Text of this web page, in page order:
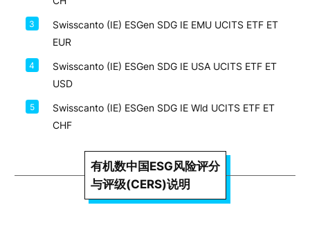
3
Swisscanto (IE) ESGen SDG IE EMU UCITS ETF ET
EUR
4
Swisscanto (IE) ESGen SDG IE USA UCITS ETF ET
USD
5
Swisscanto (IE) ESGen SDG IE Wld UCITS ETF ET
CHF
有机数中国ESG风险评分
与评级(CERS)说明